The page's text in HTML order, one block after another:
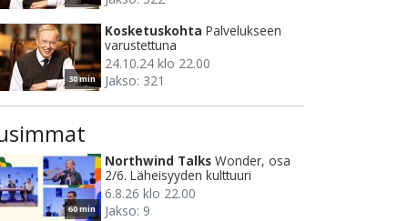
30 min
Kosketuskohta Palvelukseen
varustettuna
24.10.24 klo 22.00
Jakso: 321
60 min
Northwind Talks Wonder, osa
2/6. Läheisyyden kulttuuri
6.8.26 klo 22.00
Jakso: 9